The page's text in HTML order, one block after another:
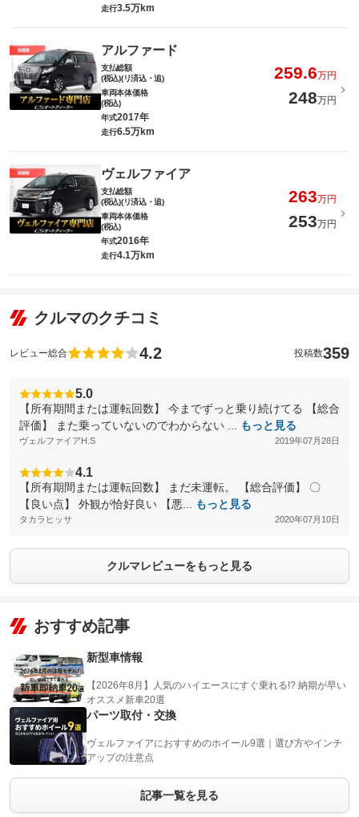
走行3.5万km
アルファード
支払総額
(税込)(リ済込・追)
259.6万円
車両本体価格
(税込)
248万円
年式2017年
走行6.5万km
ヴェルファイア
支払総額
(税込)(リ済込・追)
263万円
車両本体価格
(税込)
253万円
年式2016年
走行4.1万km
クルマのクチコミ
レビュー総合 4.2 投稿数359
5.0
【所有期間または運転回数】 今までずっと乗り続けてる 【総合
評価】 また乗っていないのでわからない ...
もっと見る
ヴェルファイアH.S 2019年07月28日
4.1
【所有期間または運転回数】 まだ未運転。 【総合評価】 〇
【良い点】 外観が恰好良い 【悪...
もっと見る
タカラヒッサ 2020年07月10日
クルマレビューをもっと見る
おすすめ記事
新型車情報
【2026年8月】人気のハイエースにすぐ乗れる!? 納期が早い
オススメ新車20選
パーツ取付・交換
ヴェルファイアにおすすめのホイール9選｜選び方やインチ
アップの注意点
記事一覧を見る